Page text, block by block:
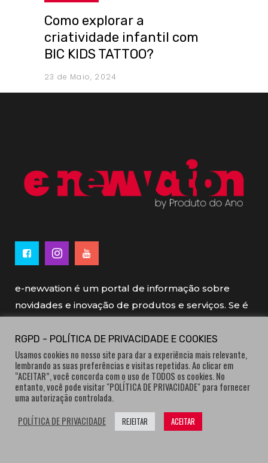
Como explorar a
criatividade infantil com
BIC KIDS TATTOO?
23 de Maio, 2024
e-newvation é um portal de informação sobre
novidades e inovação de produtos e serviços. Se é
e-newvation tem o patrocínio do “Produto do
Ano”, o prémio de inovação atribuído por
consumidores.
RGPD - POLÍTICA DE PRIVACIDADE E COOKIES
Usamos cookies no nosso site para dar a experiência mais relevante,
lembrando as suas preferências e visitas repetidas. Ao clicar em
“ACEITAR”, você concorda com o uso de TODOS os cookies. No
entanto, você pode visitar "POLÍTICA DE PRIVACIDADE" para fornecer
uma autorização controlada.
POLÍTICA DE PRIVACIDADE
REJEITAR ACEITAR